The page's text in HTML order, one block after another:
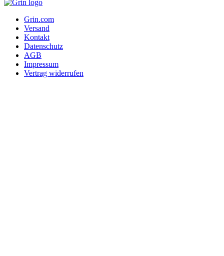
Grin.com
Versand
Kontakt
Datenschutz
AGB
Impressum
Vertrag widerrufen